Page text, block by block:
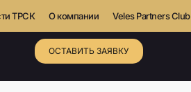
ТРСК О компании Veles Partners Club
ОСТАВИТЬ ЗАЯВКУ